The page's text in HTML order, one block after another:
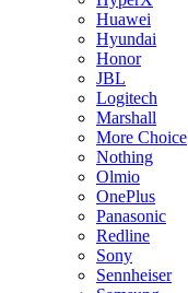
Huawei
Hyundai
Honor
JBL
Logitech
Marshall
More Choice
Nothing
Olmio
OnePlus
Panasonic
Redline
Sony
Sennheiser